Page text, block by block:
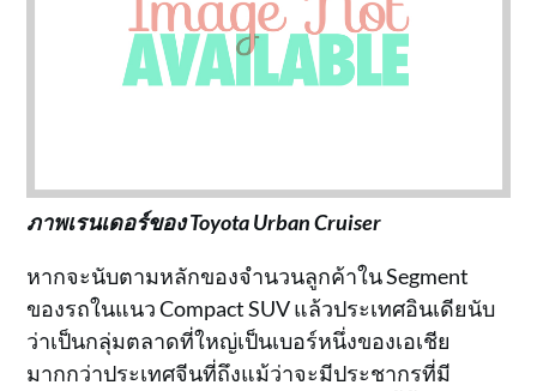
ภาพเรนเดอร์ของ Toyota Urban Cruiser
หากจะนับตามหลักของจำนวนลูกค้าใน Segment
ของรถในแนว Compact SUV แล้วประเทศอินเดียนับ
ว่าเป็นกลุ่มตลาดที่ใหญ่เป็นเบอร์หนึ่งของเอเชีย
มากกว่าประเทศจีนที่ถึงแม้ว่าจะมีประชากรที่มี